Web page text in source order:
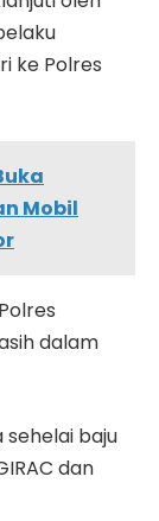
ke Polres
Mobil
dalam
baju
dan